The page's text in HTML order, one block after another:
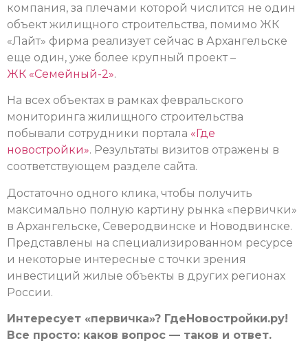
компания, за плечами которой числится не один
объект жилищного строительства, помимо ЖК
«Лайт» фирма реализует сейчас в Архангельске
еще один, уже более крупный проект –
ЖК «Семейный-2».
На всех объектах в рамках февральского
мониторинга жилищного строительства
побывали сотрудники портала «Где
новостройки». Результаты визитов отражены в
соответствующем разделе сайта.
Достаточно одного клика, чтобы получить
максимально полную картину рынка «первички»
в Архангельске, Северодвинске и Новодвинске.
Представлены на специализированном ресурсе
и некоторые интересные с точки зрения
инвестиций жилые объекты в других регионах
России.
Интересует «первичка»? ГдеНовостройки.ру!
Все просто: каков вопрос — таков и ответ.